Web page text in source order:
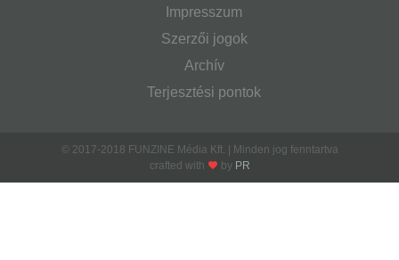
Impresszum
Szerzői jogok
Archív
Terjesztési pontok
© 2017-2018 FUNZINE Média Kft. | Minden jog fenntartva
crafted with
by PR